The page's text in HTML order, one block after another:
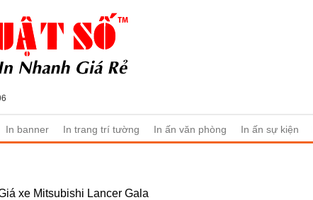
In banner In trang trí tường In ấn văn phòng In ấn sự kiện
xe Mitsubishi Lancer Gala